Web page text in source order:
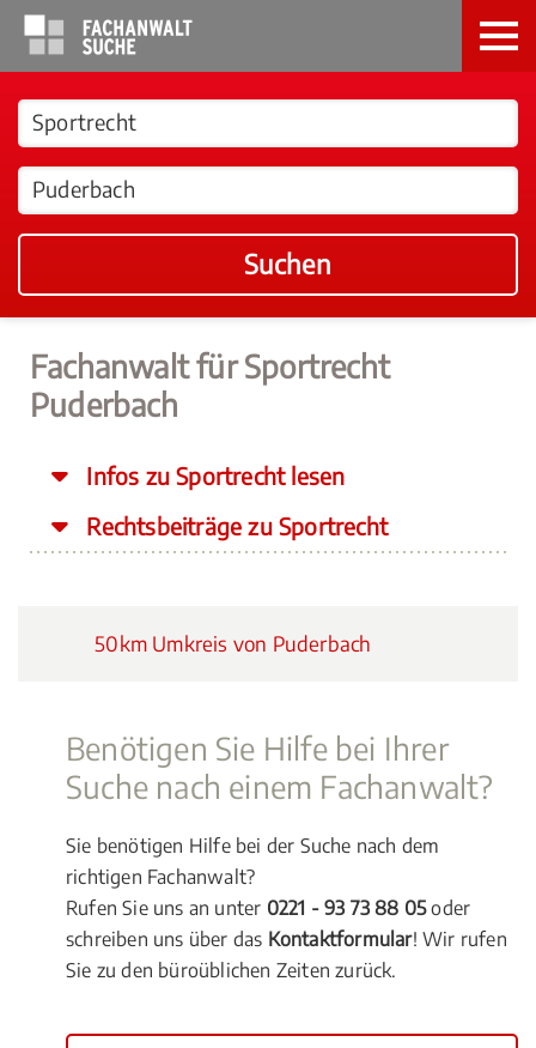
Suchen
Fachanwalt für Sportrecht
Puderbach
Infos zu Sportrecht lesen
Rechtsbeiträge zu Sportrecht
50km Umkreis von Puderbach
Benötigen Sie Hilfe bei Ihrer
Suche nach einem Fachanwalt?
Sie benötigen Hilfe bei der Suche nach dem
richtigen Fachanwalt?
Rufen Sie uns an unter 0221 - 93 73 88 05oder
schreiben uns über das Kontaktformular! Wir rufen
Sie zu den büroüblichen Zeiten zurück.